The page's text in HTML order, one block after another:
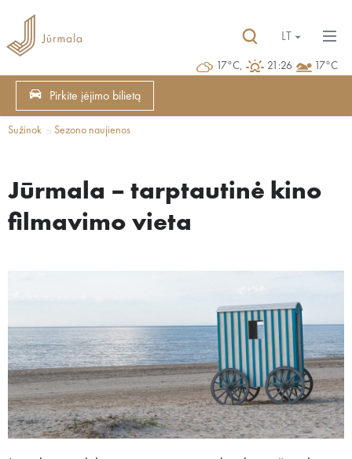
17°C, 21:26 17°C
LT
Pirkite įėjimo bilietą
Sužinok Sezono naujienos
Jūrmala – tarptautinė kino
filmavimo vieta